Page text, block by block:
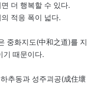
더 행복할 수 있다.
적응 폭이 넓다.
중화지도(中和之道)를 지
기 때문이다.
추동과 성주괴공(成住壞